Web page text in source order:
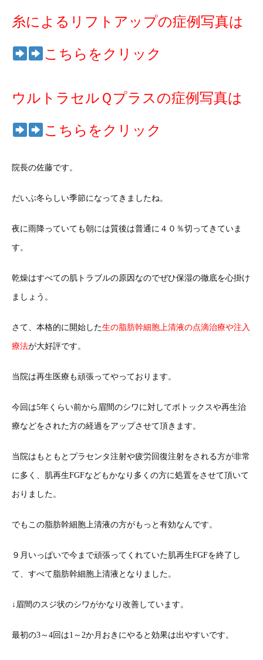
糸によるリフトアップの症例写真は
こちらをクリック
ウルトラセルＱプラスの症例写真は
こちらをクリック
院長の佐藤です。
だいぶ冬らしい季節になってきましたね。
夜に雨降っていても朝には質後は普通に４０％切ってきていま
す。
乾燥はすべての肌トラブルの原因なのでぜひ保湿の徹底を心掛け
ましょう。
さて、本格的に開始した生の脂肪幹細胞上清液の点滴治療や注入
療法が大好評です。
当院は再生医療も頑張ってやっております。
今回は5年くらい前から眉間のシワに対してボトックスや再生治
療などをされた方の経過をアップさせて頂きます。
当院はもともとプラセンタ注射や疲労回復注射をされる方が非常
に多く、肌再生FGFなどもかなり多くの方に処置をさせて頂いて
おりました。
でもこの脂肪幹細胞上清液の方がもっと有効なんです。
９月いっぱいで今まで頑張ってくれていた肌再生FGFを終了し
て、すべて脂肪幹細胞上清液となりました。
↓眉間のスジ状のシワがかなり改善しています。
最初の3～4回は1～2か月おきにやると効果は出やすいです。